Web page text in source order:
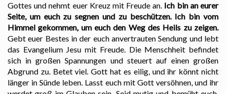
Gottes und nehmt euer Kreuz mit Freude an. Ich bin an eurer
Seite, um euch zu segnen und zu beschützen. Ich bin vom
Himmel gekommen, um euch den Weg des Heils zu zeigen.
Gebt euer Bestes in der euch anvertrauten Sendung und lebt
das Evangelium Jesu mit Freude. Die Menschheit befindet
sich in großen Spannungen und steuert auf einen großen
Abgrund zu. Betet viel. Gott hat es eilig, und ihr könnt nicht
länger in Sünde leben. Lasst euch mit Gott versöhnen, und ihr